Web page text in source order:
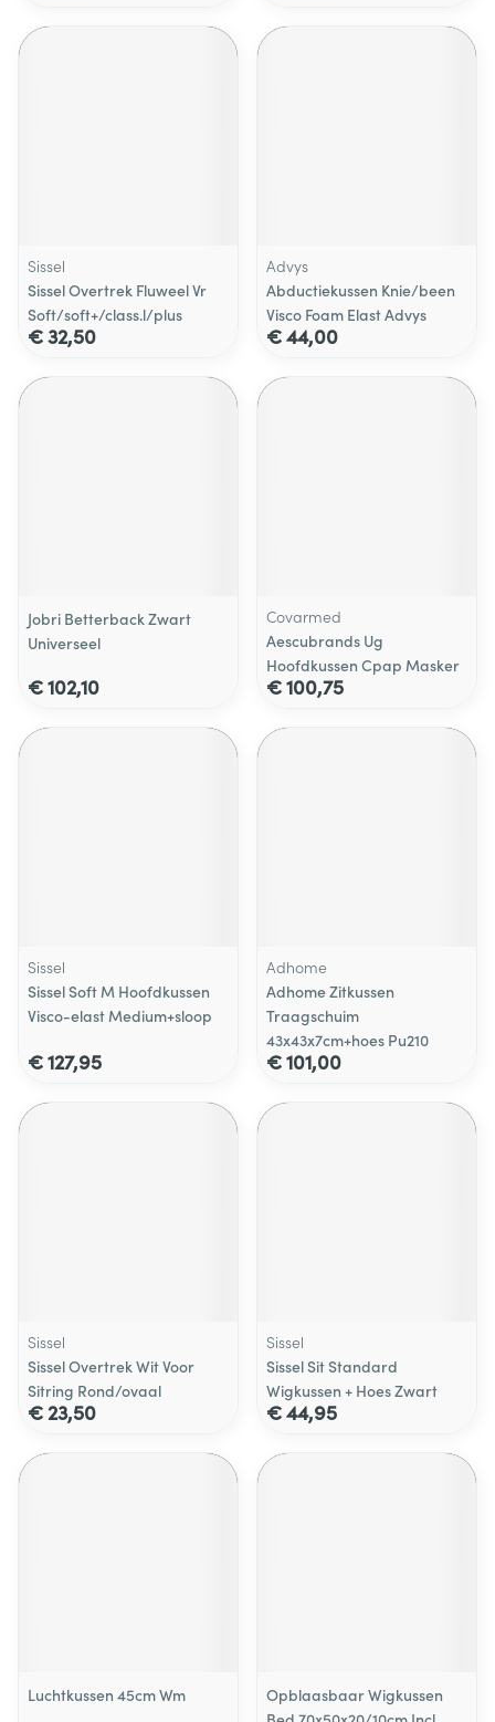
Sissel
Sissel Overtrek Fluweel Vr
Soft/soft+/class.l/plus
€ 32,50
Advys
Abductiekussen Knie/been
Visco Foam Elast Advys
€ 44,00
Jobri Betterback Zwart
Universeel
€ 102,10
Covarmed
Aescubrands Ug
Hoofdkussen Cpap Masker
€ 100,75
Sissel
Sissel Soft M Hoofdkussen
Visco-elast Medium+sloop
€ 127,95
Adhome
Adhome Zitkussen
Traagschuim
43x43x7cm+hoes Pu210
€ 101,00
Sissel
Sissel Overtrek Wit Voor
Sitring Rond/ovaal
€ 23,50
Sissel
Sissel Sit Standard
Wigkussen + Hoes Zwart
€ 44,95
Luchtkussen 45cm Wm
Opblaasbaar Wigkussen